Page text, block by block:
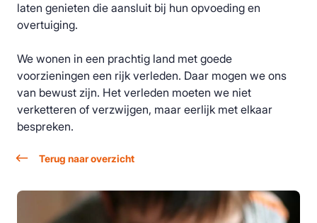
laten genieten die aansluit bij hun opvoeding en
overtuiging.
We wonen in een prachtig land met goede
voorzieningen een rijk verleden. Daar mogen we ons
van bewust zijn. Het verleden moeten we niet
verketteren of verzwijgen, maar eerlijk met elkaar
bespreken.
Terug naar overzicht